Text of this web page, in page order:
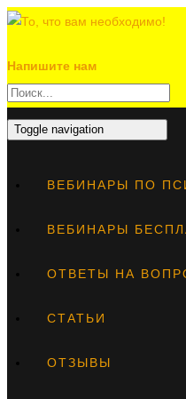
Напишите нам
Toggle navigation
ВЕБИНАРЫ ПО
ВЕБИНАРЫ
ОТВЕТЫ НА
СТАТЬИ
ОТЗЫВЫ